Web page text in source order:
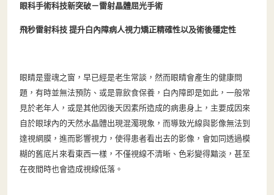
眼科手術科技新突破－雷射晶體屈光手術
飛秒雷射科技提升白內障病人視力矯正精確性以及術後穩定性
眼睛是靈魂之窗，早已經是老生常談，然而眼睛會產生的健康問
題，有時並無法預防、或是靠飲食保養，白內障即是如此，一般常
見於老年人，或是其他因後天因素所造成的病患身上，主要成因來
自於眼球內的天然水晶體出現混濁現象，而導致光線與影像無法到
達視網膜，進而影響視力，使得患者看出去的影像，會如同透過模
糊的舊底片來看東西一樣，不僅視線不清晰、色彩變得黯淡，甚至
在夜間時也會造成視線低落。